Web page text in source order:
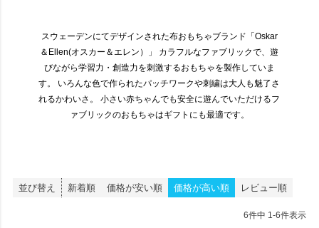
スウェーデンにてデザインされた布おもちゃブランド「Oskar
＆Ellen(オスカー＆エレン）」
カラフルなファブリックで、遊
びながら学習力・創造力を刺激するおもちゃを製作していま
す。
いろんな色で作られたパッチワークや刺繍は大人も魅了さ
れるかわいさ。
小さい赤ちゃんでも安全に遊んでいただけるフ
ァブリックのおもちゃはギフトにも最適です。
並び替え 新着順 価格が安い順 価格が高い順 レビュー順
6件中 1-6件表示